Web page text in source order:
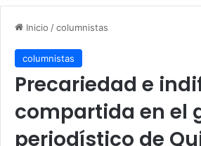
Inicio /columnistas
columnistas
Precariedad e
compartida en el
periodístico de